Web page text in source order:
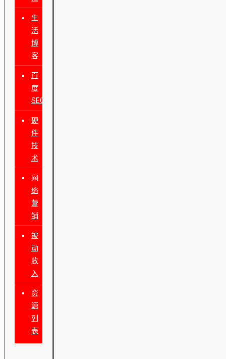
生
活
博
客
百
度
SEO
硬
件
技
术
网
络
营
销
被
动
收
入
资
源
列
表